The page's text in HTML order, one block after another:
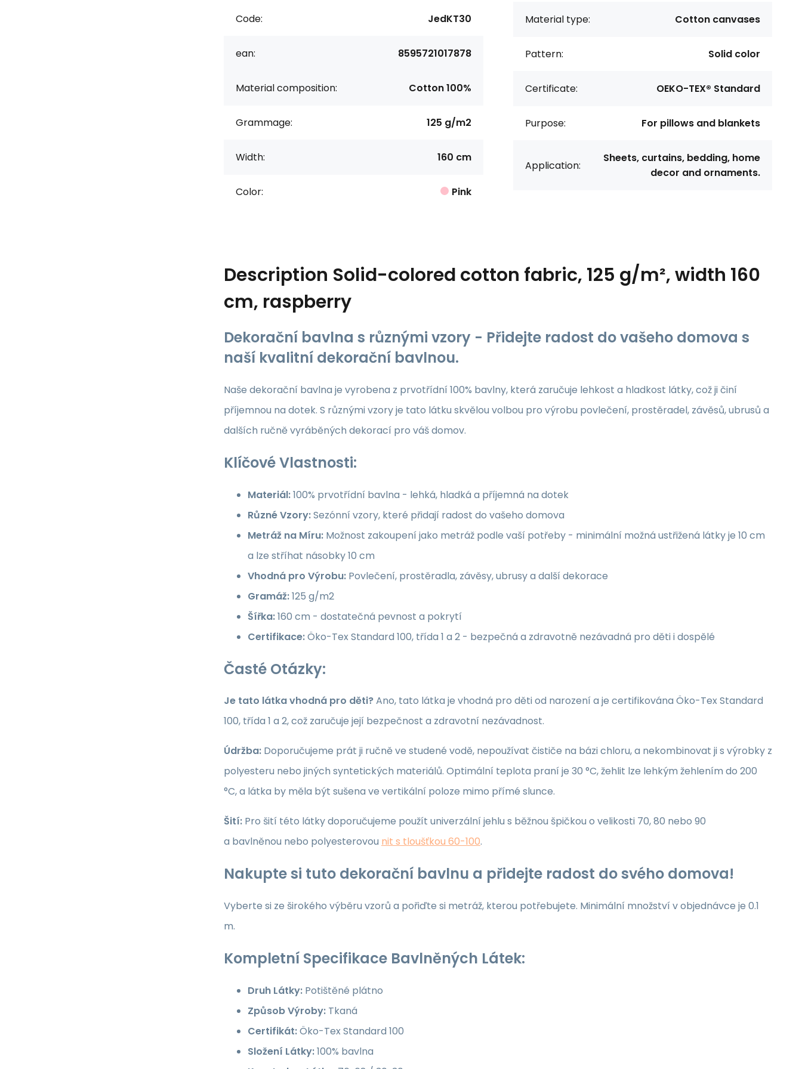
Code: JedKT30
ean: 8595721017878
Material composition: Cotton 100%
Grammage: 125 g/m2
Width: 160 cm
Color: Pink
Material type: Cotton canvases
Pattern: Solid color
Certificate: OEKO-TEX® Standard
Purpose: For pillows and blankets
Application:
Sheets, curtains, bedding, home
decor and ornaments.
Description Solid-colored cotton fabric, 125 g/m², width 160
cm, raspberry
Dekorační bavlna s různými vzory - Přidejte radost do vašeho domova s
naší kvalitní dekorační bavlnou.
Naše dekorační bavlna je vyrobena z prvotřídní 100% bavlny, která zaručuje lehkost a hladkost látky, což ji činí
příjemnou na dotek. S různými vzory je tato látku skvělou volbou pro výrobu povlečení, prostěradel, závěsů, ubrusů a
dalších ručně vyráběných dekorací pro váš domov.
Klíčové Vlastnosti:
Materiál:100% prvotřídní bavlna - lehká, hladká a příjemná na dotek
Různé Vzory:Sezónní vzory, které přidají radost do vašeho domova
Metráž na Míru: Možnost zakoupení jako metráž podle vaší potřeby - minimální možná ustřižená látky je 10 cm
a lze stříhat násobky 10 cm
Vhodná pro Výrobu: Povlečení, prostěradla, závěsy, ubrusy a další dekorace
Gramáž:125 g/m2
Šířka:160 cm - dostatečná pevnost a pokrytí
Certifikace:Öko-Tex Standard 100, třída 1 a 2 - bezpečná a zdravotně nezávadná pro děti i dospělé
Časté Otázky:
Je tato látka vhodná pro děti?Ano, tato látka je vhodná pro děti od narození a je certifikována Öko-Tex Standard
100, třída 1 a 2, což zaručuje její bezpečnost a zdravotní nezávadnost.
Údržba: Doporučujeme prát ji ručně ve studené vodě, nepoužívat čističe na bázi chloru, a nekombinovat ji s výrobky z
polyesteru nebo jiných syntetických materiálů. Optimální teplota praní je 30 °C, žehlit lze lehkým žehlením do 200
°C, a látka by měla být sušena ve vertikální poloze mimo přímé slunce.
Šití: Pro šití této látky doporučujeme použít univerzální jehlu s běžnou špičkou o velikosti 70, 80 nebo 90
a bavlněnou nebo polyesterovou nit s tloušťkou 60-100.
Nakupte si tuto dekorační bavlnu a přidejte radost do svého domova!
Vyberte si ze širokého výběru vzorů a pořiďte si metráž, kterou potřebujete. Minimální množství v objednávce je 0.1
m.
Kompletní Specifikace Bavlněných Látek:
Druh Látky: Potištěné plátno
Způsob Výroby: Tkaná
Certifikát:Öko-Tex Standard 100
Složení Látky:100% bavlna